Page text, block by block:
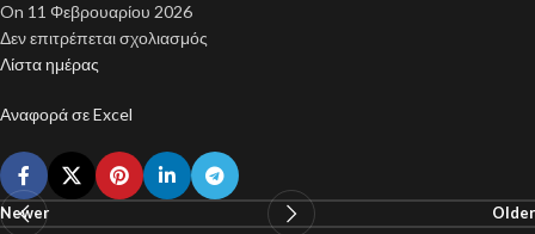
On 11 Φεβρουαρίου 2026
Δεν επιτρέπεται σχολιασμός
Λίστα ημέρας
Αναφορά σε Excel
Newer Older